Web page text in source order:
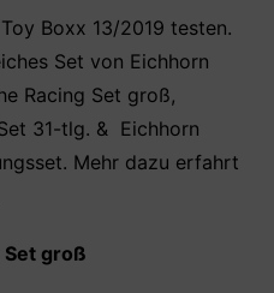
le
n
Boxx 13/2019 testen.
Set von Eichhorn
Racing Set groß,
31-tlg. & Eichhorn
Mehr dazu erfahrt
Set groß